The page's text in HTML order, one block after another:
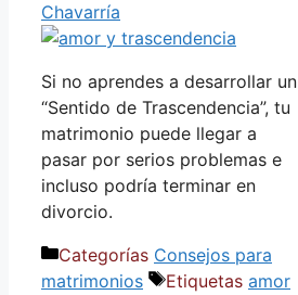
Chavarría
Si no aprendes a desarrollar un
“Sentido de Trascendencia”, tu
matrimonio puede llegar a
pasar por serios problemas e
incluso podría terminar en
divorcio.
Categorías Consejos para
matrimonios
Etiquetas amor